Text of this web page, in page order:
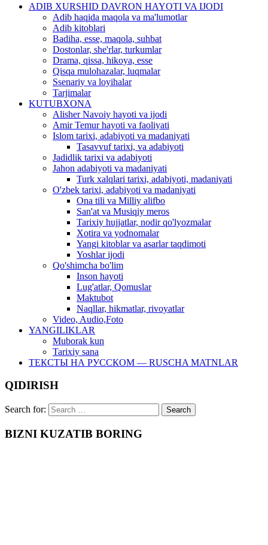
ADIB XURSHID DAVRON HAYOTI VA IJODI
Adib haqida maqola va ma'lumotlar
Adib kitoblari
Badiha, esse, maqola, suhbat
Dostonlar, she'rlar, turkumlar
Drama, qissa, hikoya, esse
Qisqa mulohazalar, luqmalar
Ssenariy va loyihalar
Tarjimalar
KUTUBXONA
Alisher Navoiy hayoti va ijodi
Amir Temur hayoti va faoliyati
Islom tarixi, adabiyoti va madaniyati
Tasavvuf tarixi, va adabiyoti
Jadidlik tarixi va adabiyoti
Jahon adabiyoti va madaniyati
Turk xalqlari tarixi, adabiyoti, madaniyati
O'zbek tarixi, adabiyoti va madaniyati
Ona tili va Milliy alifbo
San'at va Musiqiy meros
Tarixiy hujjatlar, nodir qo'lyozmalar
Xotira va yodnomalar
Yangi kitoblar va asarlar taqdimoti
Yoshlar ijodi
Qo'shimcha bo'lim
Inson hayoti
Lug'atlar, Qomuslar
Maktubot
Naqllar, hikmatlar, rivoyatlar
Video, Audio,Foto
YANGILIKLAR
Muborak kun
Tarixiy sana
ТЕКСТЫ НА РУССКОМ — RUSCHA MATNLAR
QIDIRISH
Search for:
BIZNI KUZATIB BORING